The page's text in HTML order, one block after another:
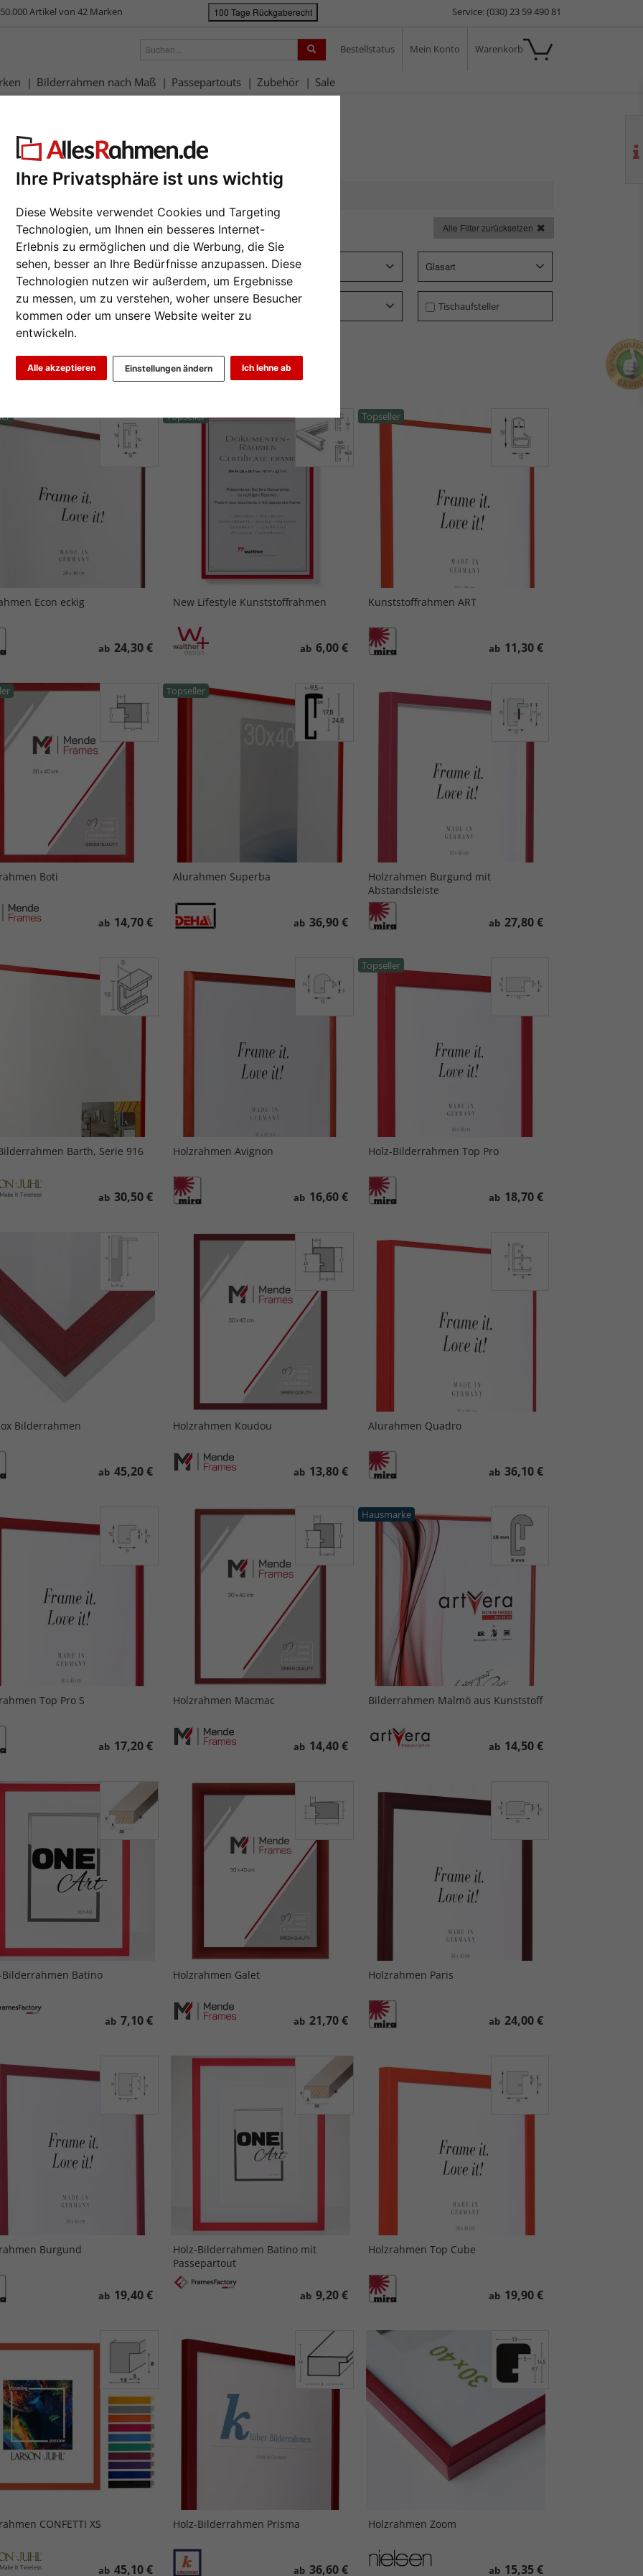
Ihre Privatsphäre ist uns wichtig
Diese Website verwendet Cookies und Targeting
Technologien, um Ihnen ein besseres Internet-
Erlebnis zu ermöglichen und die Werbung, die Sie
sehen, besser an Ihre Bedürfnisse anzupassen. Diese
Technologien nutzen wir außerdem, um Ergebnisse
zu messen, um zu verstehen, woher unsere Besucher
kommen oder um unsere Website weiter zu
entwickeln.
Alle akzeptieren Ich lehne ab
Einstellungen ändern
Artikel von 42 Marken 100 Tage Rückgaberecht Service: (030) 23 59 490 81
Bestellstatus Mein Konto Warenkorb
Bilderrahmen nach Maß Passepartouts Zubehör Sale
cm (A4)
Alle Filter zurücksetzen
Rot
Farbe Rahmentyp Glasart
Lieferung Merkmal Profilbreite Tischaufsteller
Preis aufsteigend Preis absteigend
Econ eckig
ab 24,30 €
Topseller
New Lifestyle Kunststoffrahmen
ab 6,00 €
Topseller
Kunststoffrahmen ART
ab 11,30 €
Boti
ab 14,70 €
Topseller
Alurahmen Superba
ab 36,90 €
Holzrahmen Burgund mit
Abstandsleiste
ab 27,80 €
Barth, Serie 916
ab 30,50 €
Holzrahmen Avignon
ab 16,60 €
Topseller
Holz-Bilderrahmen Top Pro
ab 18,70 €
Bilderrahmen
ab 45,20 €
Holzrahmen Koudou
ab 13,80 €
Alurahmen Quadro
ab 36,10 €
Top Pro S
ab 17,20 €
Holzrahmen Macmac
ab 14,40 €
Hausmarke
Bilderrahmen Malmö aus Kunststoff
ab 14,50 €
Bilderrahmen Batino
ab 7,10 €
Holzrahmen Galet
ab 21,70 €
Holzrahmen Paris
ab 24,00 €
Burgund
ab 19,40 €
Holz-Bilderrahmen Batino mit
Passepartout
ab 9,20 €
Holzrahmen Top Cube
ab 19,90 €
CONFETTI XS
ab 45,10 €
Holz-Bilderrahmen Prisma
ab 36,60 €
Holzrahmen Zoom
ab 15,35 €